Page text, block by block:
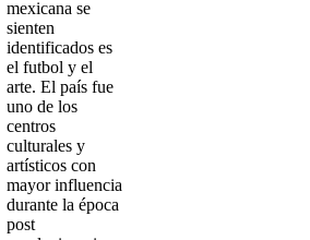
mexicana se
sienten
identificados es
el futbol y el
arte. El país fue
uno de los
centros
culturales y
artísticos con
mayor influencia
durante la época
post